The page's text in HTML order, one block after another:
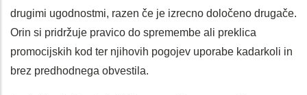
drugimi ugodnostmi, razen če je izrecno določeno drugače.
Orin si pridržuje pravico do spremembe ali preklica
promocijskih kod ter njihovih pogojev uporabe kadarkoli in
brez predhodnega obvestila.